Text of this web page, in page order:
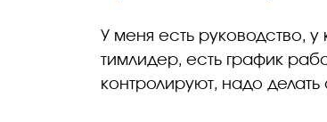
У меня есть руководство,
тимлидер, есть график
контролируют, надо делать